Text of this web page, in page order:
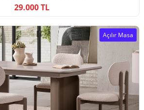
29.000 TL
Açılır Masa